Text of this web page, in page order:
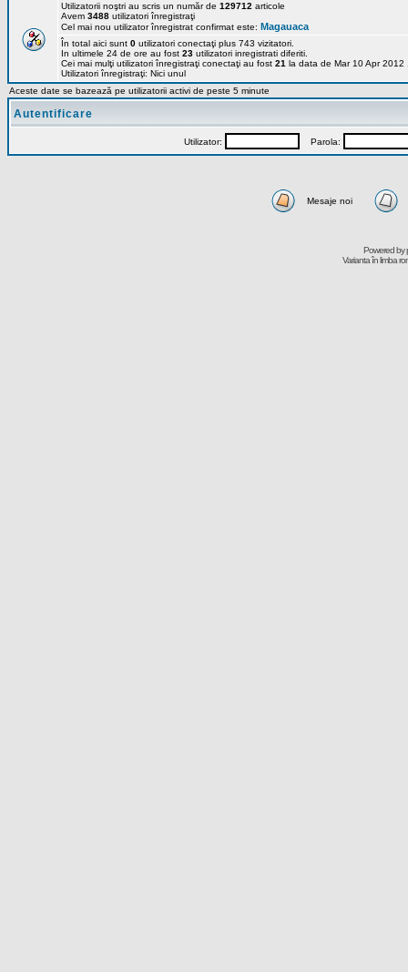
Utilizatorii noştri au scris un număr de 129712 articole
Avem 3488 utilizatori înregistraţi
Cel mai nou utilizator înregistrat confirmat este: Magauaca
În total aici sunt 0 utilizatori conectaţi plus 743 vizitatori.
In ultimele 24 de ore au fost 23 utilizatori inregistrati diferiti.
Cei mai mulţi utilizatori înregistraţi conectaţi au fost 21 la data de Mar 10 Apr 2012
Utilizatori înregistraţi: Nici unul
Aceste date se bazează pe utilizatorii activi de peste 5 minute
Autentificare
Utilizator: Parola:
Mesaje noi
Powered by
Varianta în limba